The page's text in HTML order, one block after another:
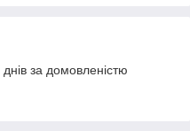
за домовленістю